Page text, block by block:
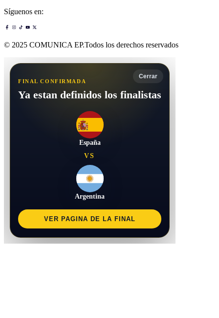
Síguenos en:
© 2025 COMUNICA EP.Todos los derechos reservados
Cerrar
FINAL CONFIRMADA
Ya estan definidos los finalistas
España
VS
Argentina
VER PAGINA DE LA FINAL